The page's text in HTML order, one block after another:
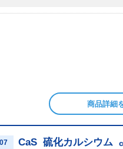
商品詳細
CaS 硫化カルシウム